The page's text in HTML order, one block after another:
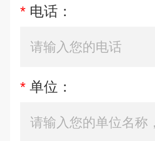
* 电话：
* 单位：